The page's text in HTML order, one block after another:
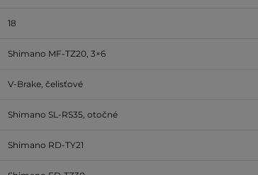
18
Shimano MF-TZ20, 3×6
V-Brake, čelisťové
Shimano SL-RS35, otočné
Shimano RD-TY21